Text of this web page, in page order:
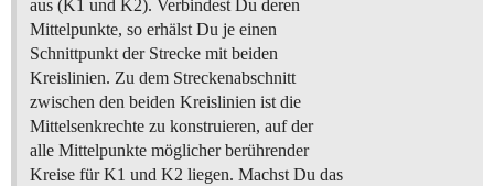
aus (K1 und K2). Verbindest Du deren
Mittelpunkte, so erhälst Du je einen
Schnittpunkt der Strecke mit beiden
Kreislinien. Zu dem Streckenabschnitt
zwischen den beiden Kreislinien ist die
Mittelsenkrechte zu konstruieren, auf der
alle Mittelpunkte möglicher berührender
Kreise für K1 und K2 liegen. Machst Du das